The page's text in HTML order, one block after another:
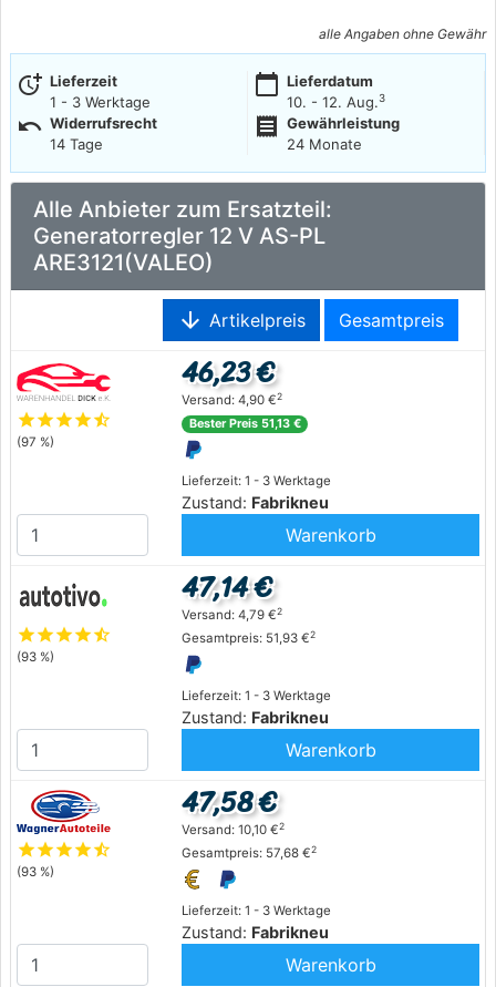
alle Angaben ohne Gewähr
more_time Lieferzeit
1 - 3 Werktage
calendar_today Lieferdatum
10. - 12. Aug.3
undo Widerrufsrecht
14 Tage
receipt
Gewährleistung
24 Monate
Alle Anbieter zum Ersatzteil:
Generatorregler 12 V AS-PL
ARE3121(VALEO)
arrow_downward Artikelpreis Gesamtpreis
starstarstarstarstar_half
(97 %)
Lieferzeit: 1 - 3 Werktage
Zustand: Fabrikneu
46,23 €
Versand: 4,90 €2
Bester Preis 51,13 €
Warenkorb
starstarstarstarstar_half
(93 %)
Lieferzeit: 1 - 3 Werktage
Zustand: Fabrikneu
47,14 €
Versand: 4,79 €2
Gesamtpreis: 51,93 €2
Warenkorb
starstarstarstarstar_half
(93 %)
Lieferzeit: 1 - 3 Werktage
Zustand: Fabrikneu
47,58 €
Versand: 10,10 €2
Gesamtpreis: 57,68 €2
Warenkorb